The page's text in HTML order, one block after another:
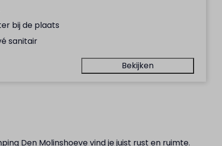
bij de plaats
sanitair
Bekijken
Den Molinshoeve vind je juist rust en ruimte.